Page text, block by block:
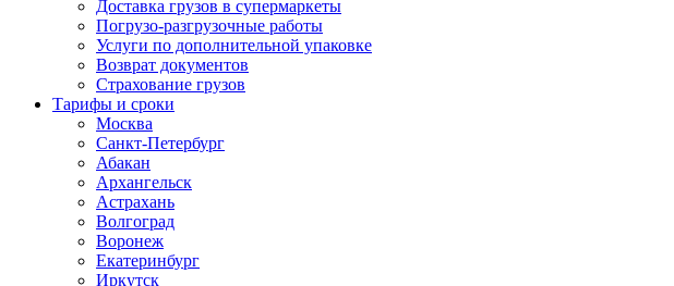
Доставка грузов в супермаркеты
Погрузо-разгрузочные работы
Услуги по дополнительной упаковке
Возврат документов
Страхование грузов
Тарифы и сроки
Москва
Санкт-Петербург
Абакан
Архангельск
Астрахань
Волгоград
Воронеж
Екатеринбург
Иркутск